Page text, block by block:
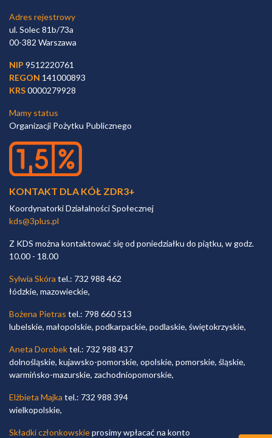
Adres rejestrowy
ul. Solec 81b/73a
00-382 Warszawa
NIP 9512220761
REGON 141000893
KRS0000279928
Mamy status
Organizacji Pożytku Publicznego
KONTAKT DLA KÓŁ ZDR3+
Koordynatorki Działalności Społecznej
kds@3plus.pl
Z KDS można kontaktować się od poniedziałku do piątku, w godz.
10.00 - 18.00
Sylwia Skóra tel.: 732 988 462
łódzkie, mazowieckie,
Bożena Pietras tel.: 798 660 513
lubelskie, małopolskie, podkarpackie, podlaskie, świętokrzyskie,
Aneta Dorobektel.: 732 988 437
dolnośląskie, kujawsko-pomorskie, opolskie, pomorskie, śląskie,
warmińsko-mazurskie, zachodniopomorskie,
Elżbieta Majka tel.: 732 988 394
wielkopolskie,
Składki członkowskieprosimy wpłacać na konto